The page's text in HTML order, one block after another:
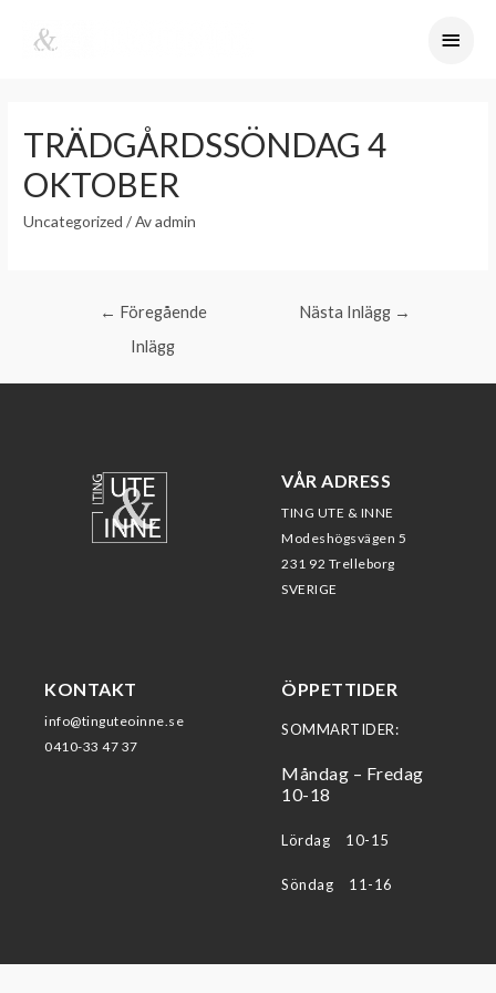
TRÄDGÅRDSSÖNDAG 4
OKTOBER
Uncategorized / Avadmin
← Föregående
Inlägg
Nästa Inlägg →
VÅR ADRESS
TING UTE & INNE
Modeshögsvägen 5
231 92 Trelleborg
SVERIGE
KONTAKT
info@tinguteoinne.se
0410-33 47 37
ÖPPETTIDER
SOMMARTIDER:
Måndag – Fredag
10-18
Lördag 10-15
Söndag 11-16